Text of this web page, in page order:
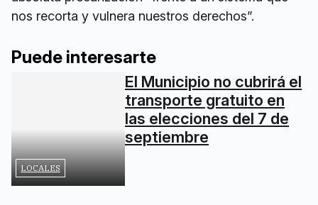
nos recorta y vulnera nuestros derechos”.
Puede interesarte
El Municipio no cubrirá el
transporte gratuito en
las elecciones del 7 de
septiembre
Por último, la mujer señaló que las personas con